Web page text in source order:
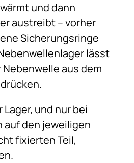
und dann
austreibt – vorher
Sicherungsringe
lässt
aus dem
und nur bei
auf den jeweiligen
fixierten Teil,